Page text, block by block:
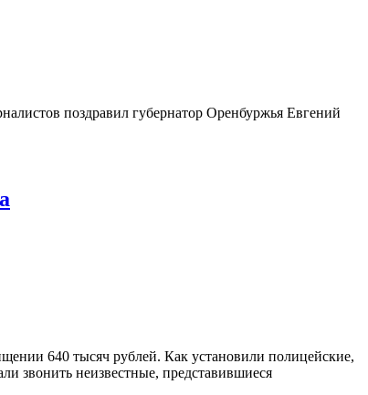
поздравил губернатор Оренбуржья Евгений
640 тысяч рублей. Как установили полицейские,
звонить неизвестные, представившиеся